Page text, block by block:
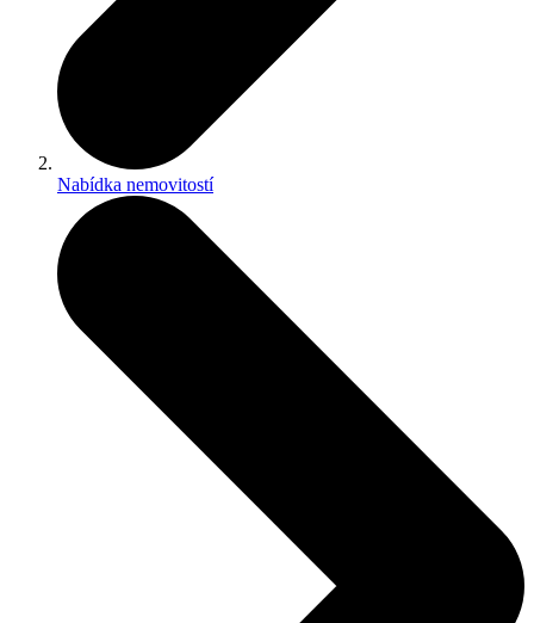
Nabídka nemovitostí